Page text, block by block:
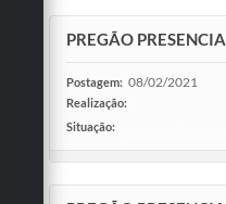
PREGÃO
Postagem: 08/02/2021
Realização:
Situação: